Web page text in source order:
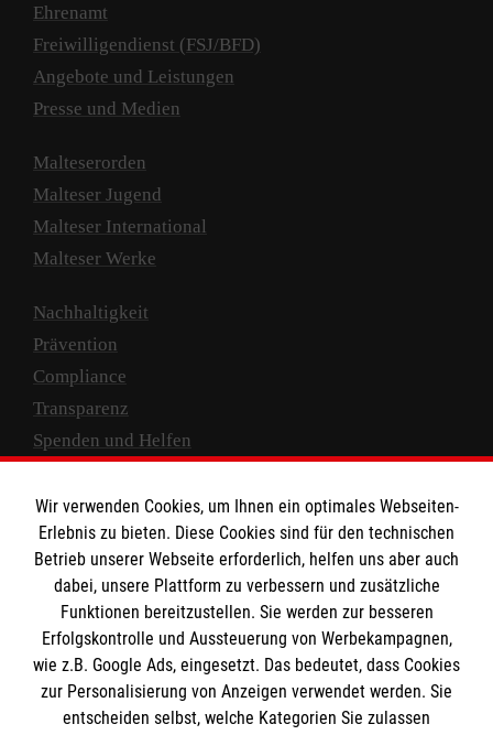
Ehrenamt
Freiwilligendienst (FSJ/BFD)
Angebote und Leistungen
Presse und Medien
Malteserorden
Malteser Jugend
Malteser International
Malteser Werke
Nachhaltigkeit
Prävention
Compliance
Transparenz
Spenden und Helfen
Empfänger: Malteser Hilfsdienst e.V.
IBAN: DE10 3706 0120 1201 2000 12
BIC: GENODED 1PA7
Wir verwenden Cookies, um Ihnen ein optimales Webseiten-
Erlebnis zu bieten. Diese Cookies sind für den technischen
Betrieb unserer Webseite erforderlich, helfen uns aber auch
dabei, unsere Plattform zu verbessern und zusätzliche
Funktionen bereitzustellen. Sie werden zur besseren
Erfolgskontrolle und Aussteuerung von Werbekampagnen,
wie z.B. Google Ads, eingesetzt. Das bedeutet, dass Cookies
zur Personalisierung von Anzeigen verwendet werden. Sie
entscheiden selbst, welche Kategorien Sie zulassen